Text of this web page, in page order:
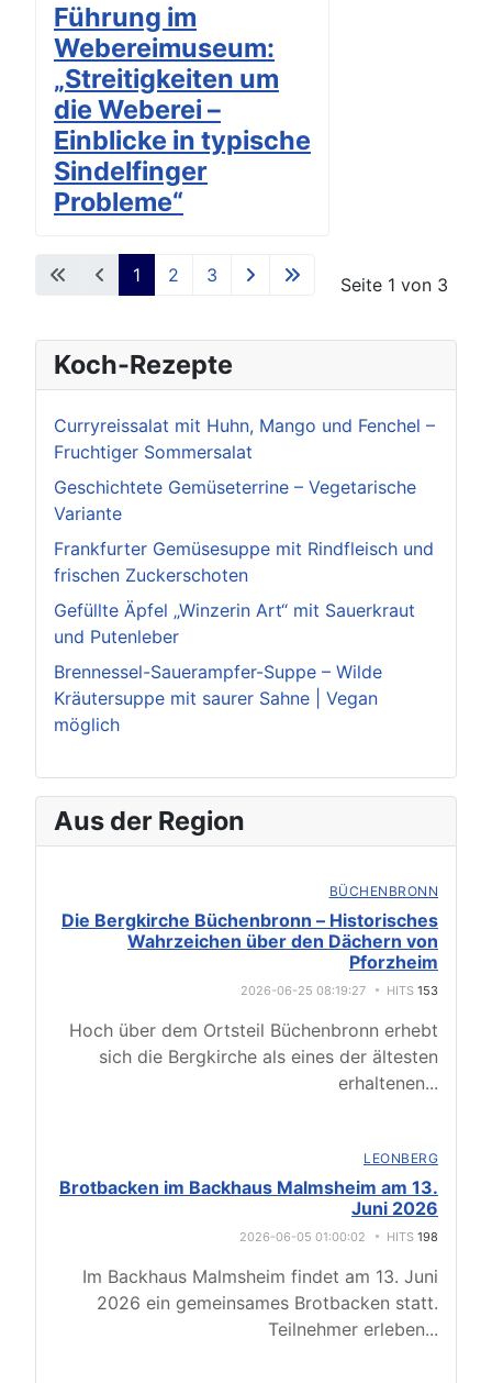
Führung im
Webereimuseum:
„Streitigkeiten um
die Weberei –
Einblicke in typische
Sindelfinger
Probleme“
Seite 1 von 3
1 2 3
Koch-Rezepte
Curryreissalat mit Huhn, Mango und Fenchel –
Fruchtiger Sommersalat
Geschichtete Gemüseterrine – Vegetarische
Variante
Frankfurter Gemüsesuppe mit Rindfleisch und
frischen Zuckerschoten
Gefüllte Äpfel „Winzerin Art“ mit Sauerkraut
und Putenleber
Brennessel-Sauerampfer-Suppe – Wilde
Kräutersuppe mit saurer Sahne | Vegan
möglich
Aus der Region
BÜCHENBRONN
Die Bergkirche Büchenbronn – Historisches
Wahrzeichen über den Dächern von
Pforzheim
2026-06-25 08:19:27 HITS 153
Hoch über dem Ortsteil Büchenbronn erhebt
sich die Bergkirche als eines der ältesten
erhaltenen...
LEONBERG
Brotbacken im Backhaus Malmsheim am 13.
Juni 2026
2026-06-05 01:00:02 HITS 198
Im Backhaus Malmsheim findet am 13. Juni
2026 ein gemeinsames Brotbacken statt.
Teilnehmer erleben...